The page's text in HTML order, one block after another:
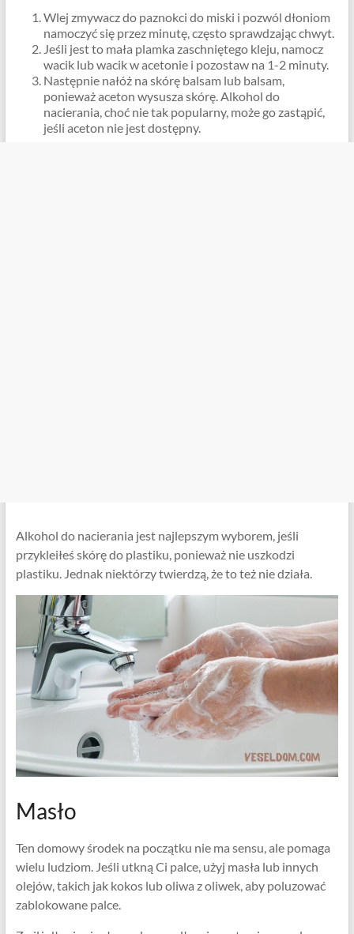
Wlej zmywacz do paznokci do miski i pozwól dłoniom
namoczyć się przez minutę, często sprawdzając chwyt.
Jeśli jest to mała plamka zaschniętego kleju, namocz
wacik lub wacik w acetonie i pozostaw na 1-2 minuty.
Następnie nałóż na skórę balsam lub balsam,
ponieważ aceton wysusza skórę. Alkohol do
nacierania, choć nie tak popularny, może go zastąpić,
jeśli aceton nie jest dostępny.
Alkohol do nacierania jest najlepszym wyborem, jeśli
przykleiłeś skórę do plastiku, ponieważ nie uszkodzi
plastiku. Jednak niektórzy twierdzą, że to też nie działa.
Masło
Ten domowy środek na początku nie ma sensu, ale pomaga
wielu ludziom. Jeśli utkną Ci palce, użyj masła lub innych
olejów, takich jak kokos lub oliwa z oliwek, aby poluzować
zablokowane palce.